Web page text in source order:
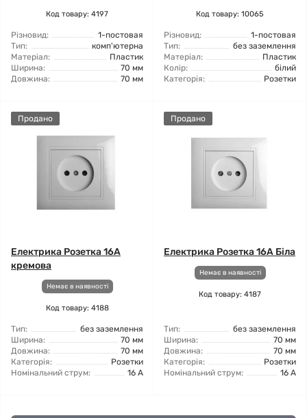
Код товару: 4197
Різновид:
1-постовая
Тип:
комп'ютерна
Матеріал:
Пластик
Ширина:
70 мм
Довжина:
70 мм
Код товару: 10065
Різновид:
1-постовая
Тип:
без заземлення
Матеріал:
Пластик
Колір:
білий
Категорія:
Розетки
Продано
Електрика Розетка 16А
кремова
Немає в наявності
Код товару: 4188
Тип:
без заземлення
Ширина:
70 мм
Довжина:
70 мм
Категорія:
Розетки
Номінальний струм:
16 А
Продано
Електрика Розетка 16А Біла
Немає в наявності
Код товару: 4187
Тип:
без заземлення
Ширина:
70 мм
Довжина:
70 мм
Категорія:
Розетки
Номінальний струм:
16 А